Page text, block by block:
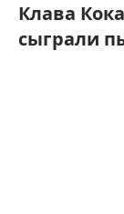
Клава
сыграли